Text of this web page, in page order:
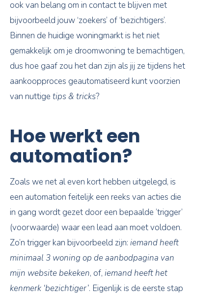
ook van belang om in contact te blijven met
bijvoorbeeld jouw ‘zoekers’ of ‘bezichtigers’.
Binnen de huidige woningmarkt is het niet
gemakkelijk om je droomwoning te bemachtigen,
dus hoe gaaf zou het dan zijn als jij ze tijdens het
aankoopproces geautomatiseerd kunt voorzien
van nuttige tips & tricks?
Hoe werkt een
automation?
Zoals we net al even kort hebben uitgelegd, is
een automation feitelijk een reeks van acties die
in gang wordt gezet door een bepaalde ’trigger’
(voorwaarde) waar een lead aan moet voldoen.
Zo’n trigger kan bijvoorbeeld zijn:iemand heeft
minimaal 3 woning op de aanbodpagina van
mijn website bekeken, of,iemand heeft het
kenmerk ‘bezichtiger’. Eigenlijk is de eerste stap